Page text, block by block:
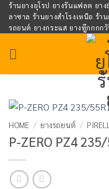
Skip
content
ร้านยางยุโรป ยางรันแฟลต ยา
ลาซาล ร้านยางสำโรงเหนือ ร้
รถยนต์ ยางกระแส ยางทู๊กกกก
HOME / ยางรถยนต์ /
P-ZERO PZ4